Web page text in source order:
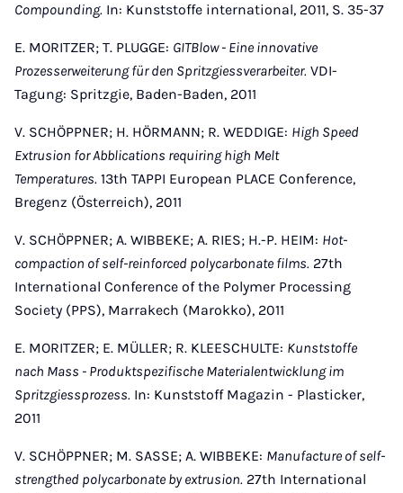
Compounding. In: Kunststoffe international, 2011, S. 35-37
E. MORITZER; T. PLUGGE: GITBlow - Eine innovative
Prozesserweiterung für den Spritzgiessverarbeiter. VDI-
Tagung: Spritzgie, Baden-Baden, 2011
V. SCHÖPPNER; H. HÖRMANN; R. WEDDIGE: High Speed
Extrusion for Abblications requiring high Melt
Temperatures. 13th TAPPI European PLACE Conference,
Bregenz (Österreich), 2011
V. SCHÖPPNER; A. WIBBEKE; A. RIES; H.-P. HEIM: Hot-
compaction of self-reinforced polycarbonate films. 27th
International Conference of the Polymer Processing
Society (PPS), Marrakech (Marokko), 2011
E. MORITZER; E. MÜLLER; R. KLEESCHULTE: Kunststoffe
nach Mass - Produktspezifische Materialentwicklung im
Spritzgiessprozess. In: Kunststoff Magazin - Plasticker,
2011
V. SCHÖPPNER; M. SASSE; A. WIBBEKE: Manufacture of self-
strengthed polycarbonate by extrusion. 27th International